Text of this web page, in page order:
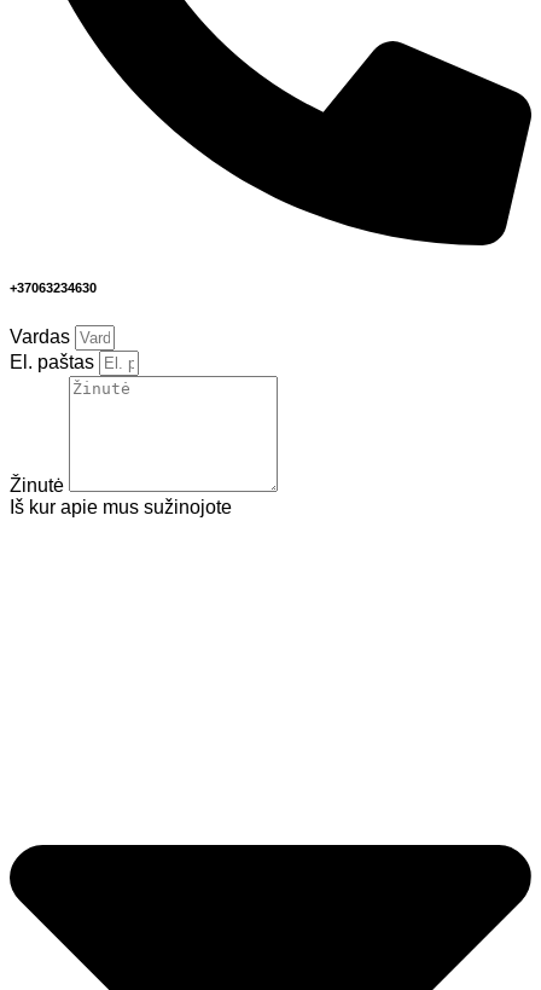
+37063234630
Vardas
El. paštas
Žinutė
Iš kur apie mus sužinojote